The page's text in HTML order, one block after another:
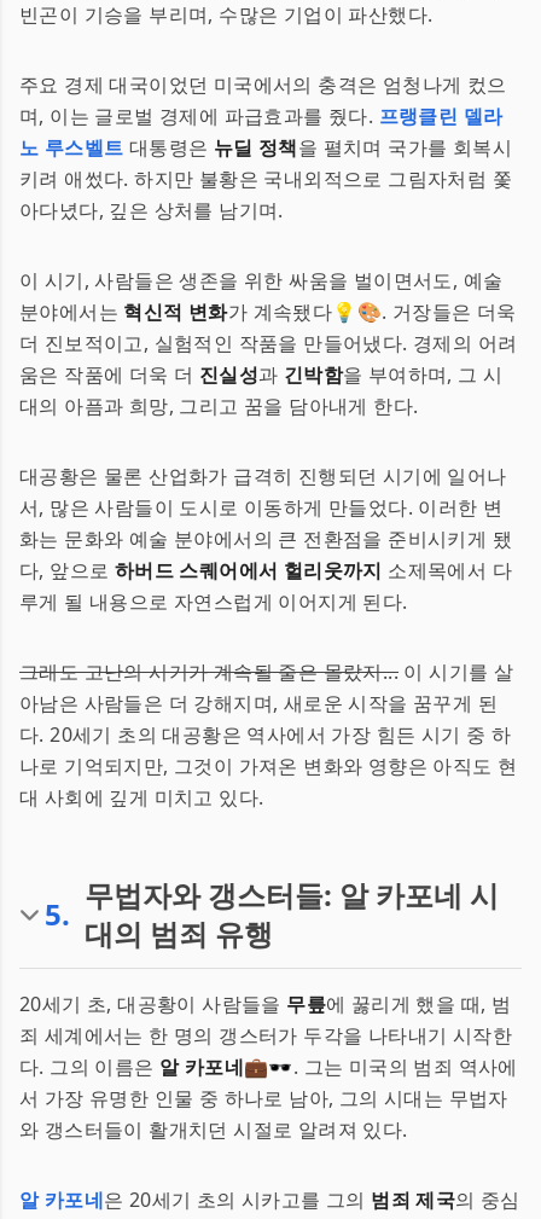
빈곤이 기승을 부리며, 수많은 기업이 파산했다.
주요 경제 대국이었던 미국에서의 충격은 엄청나게 컸으
며, 이는 글로벌 경제에 파급효과를 줬다. 프랭클린 델라
노 루스벨트 대통령은 뉴딜 정책을 펼치며 국가를 회복시
키려 애썼다. 하지만 불황은 국내외적으로 그림자처럼 쫓
아다녔다, 깊은 상처를 남기며.
이 시기, 사람들은 생존을 위한 싸움을 벌이면서도, 예술
분야에서는 혁신적 변화가 계속됐다💡🎨. 거장들은 더욱
더 진보적이고, 실험적인 작품을 만들어냈다. 경제의 어려
움은 작품에 더욱 더 진실성과 긴박함을 부여하며, 그 시
대의 아픔과 희망, 그리고 꿈을 담아내게 한다.
대공황은 물론 산업화가 급격히 진행되던 시기에 일어나
서, 많은 사람들이 도시로 이동하게 만들었다. 이러한 변
화는 문화와 예술 분야에서의 큰 전환점을 준비시키게 됐
다, 앞으로 하버드 스퀘어에서 헐리웃까지 소제목에서 다
루게 될 내용으로 자연스럽게 이어지게 된다.
그래도 고난의 시기가 계속될 줄은 몰랐지... 이 시기를 살
아남은 사람들은 더 강해지며, 새로운 시작을 꿈꾸게 된
다. 20세기 초의 대공황은 역사에서 가장 힘든 시기 중 하
나로 기억되지만, 그것이 가져온 변화와 영향은 아직도 현
대 사회에 깊게 미치고 있다.
5. 무법자와 갱스터들: 알 카포네 시
대의 범죄 유행
20세기 초, 대공황이 사람들을 무릎에 꿇리게 했을 때, 범
죄 세계에서는 한 명의 갱스터가 두각을 나타내기 시작한
다. 그의 이름은 알 카포네💼🕶. 그는 미국의 범죄 역사에
서 가장 유명한 인물 중 하나로 남아, 그의 시대는 무법자
와 갱스터들이 활개치던 시절로 알려져 있다.
알 카포네은 20세기 초의 시카고를 그의 범죄 제국의 중심